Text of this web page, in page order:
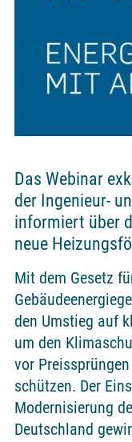
Das Webinar
der Ingenieur-
informiert über
neue
Mit dem Gesetz
den Umstieg auf
um den
vor
schützen. Der
Modernisierung
Deutschland